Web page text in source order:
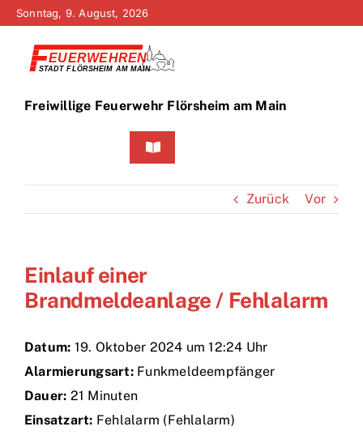
Zum
springen
Sonntag, 9. August, 2026
Freiwillige Feuerwehr Flörsheim am Main
Toggle
Home
Bürgerinfo
Technik
Zurück Vor
Einlauf einer
Brandmeldeanlage / Fehlalarm
Datum: 19. Oktober 2024 um 12:24 Uhr
Alarmierungsart:Funkmeldeempfänger
Dauer: 21 Minuten
Einsatzart: Fehlalarm (Fehlalarm)